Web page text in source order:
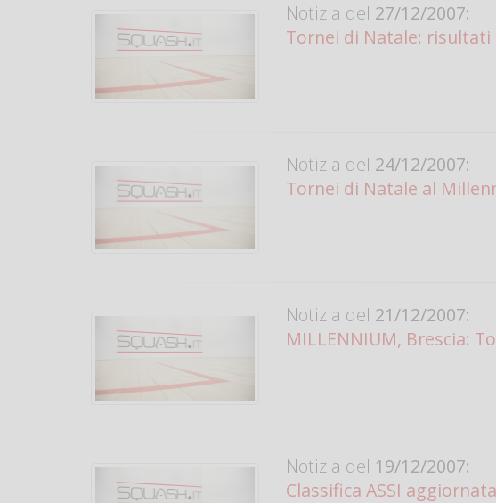
Notizia del 27/12/2007:
Tornei di Natale:
Notizia del 24/12/2007:
Tornei di Natale al
Notizia del 21/12/2007:
MILLENNIUM, Brescia:
Notizia del 19/12/2007:
Classifica ASSI aggiornata